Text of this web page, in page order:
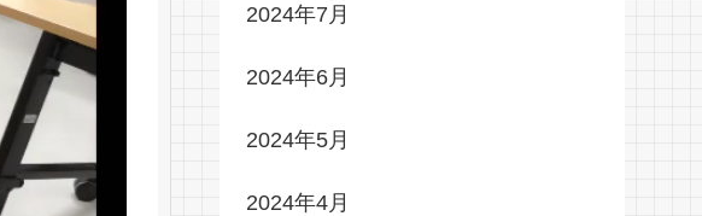
2024年7月
2024年6月
2024年5月
2024年4月